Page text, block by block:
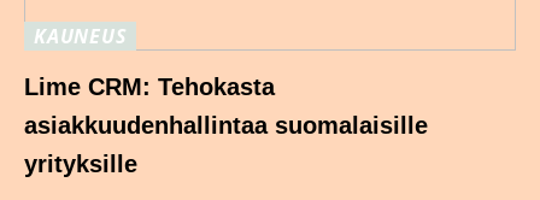
KAUNEUS
Lime CRM: Tehokasta
asiakkuudenhallintaa suomalaisille
yrityksille